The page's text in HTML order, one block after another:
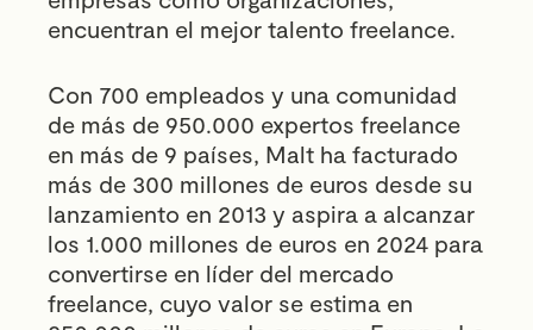
encuentran el mejor talento freelance.
Con 700 empleados y una comunidad
de más de 950.000 expertos freelance
en más de 9 países, Malt ha facturado
más de 300 millones de euros desde su
lanzamiento en 2013 y aspira a alcanzar
los 1.000 millones de euros en 2024 para
convertirse en líder del mercado
freelance, cuyo valor se estima en